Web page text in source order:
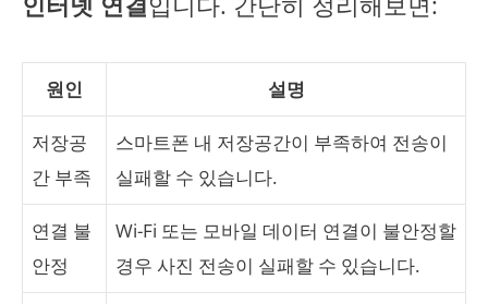
원인 설명
저장공
간 부족
스마트폰 내 저장공간이 부족하여 전송이
실패할 수 있습니다.
연결 불
안정
Wi-Fi 또는 모바일 데이터 연결이 불안정할
경우 사진 전송이 실패할 수 있습니다.